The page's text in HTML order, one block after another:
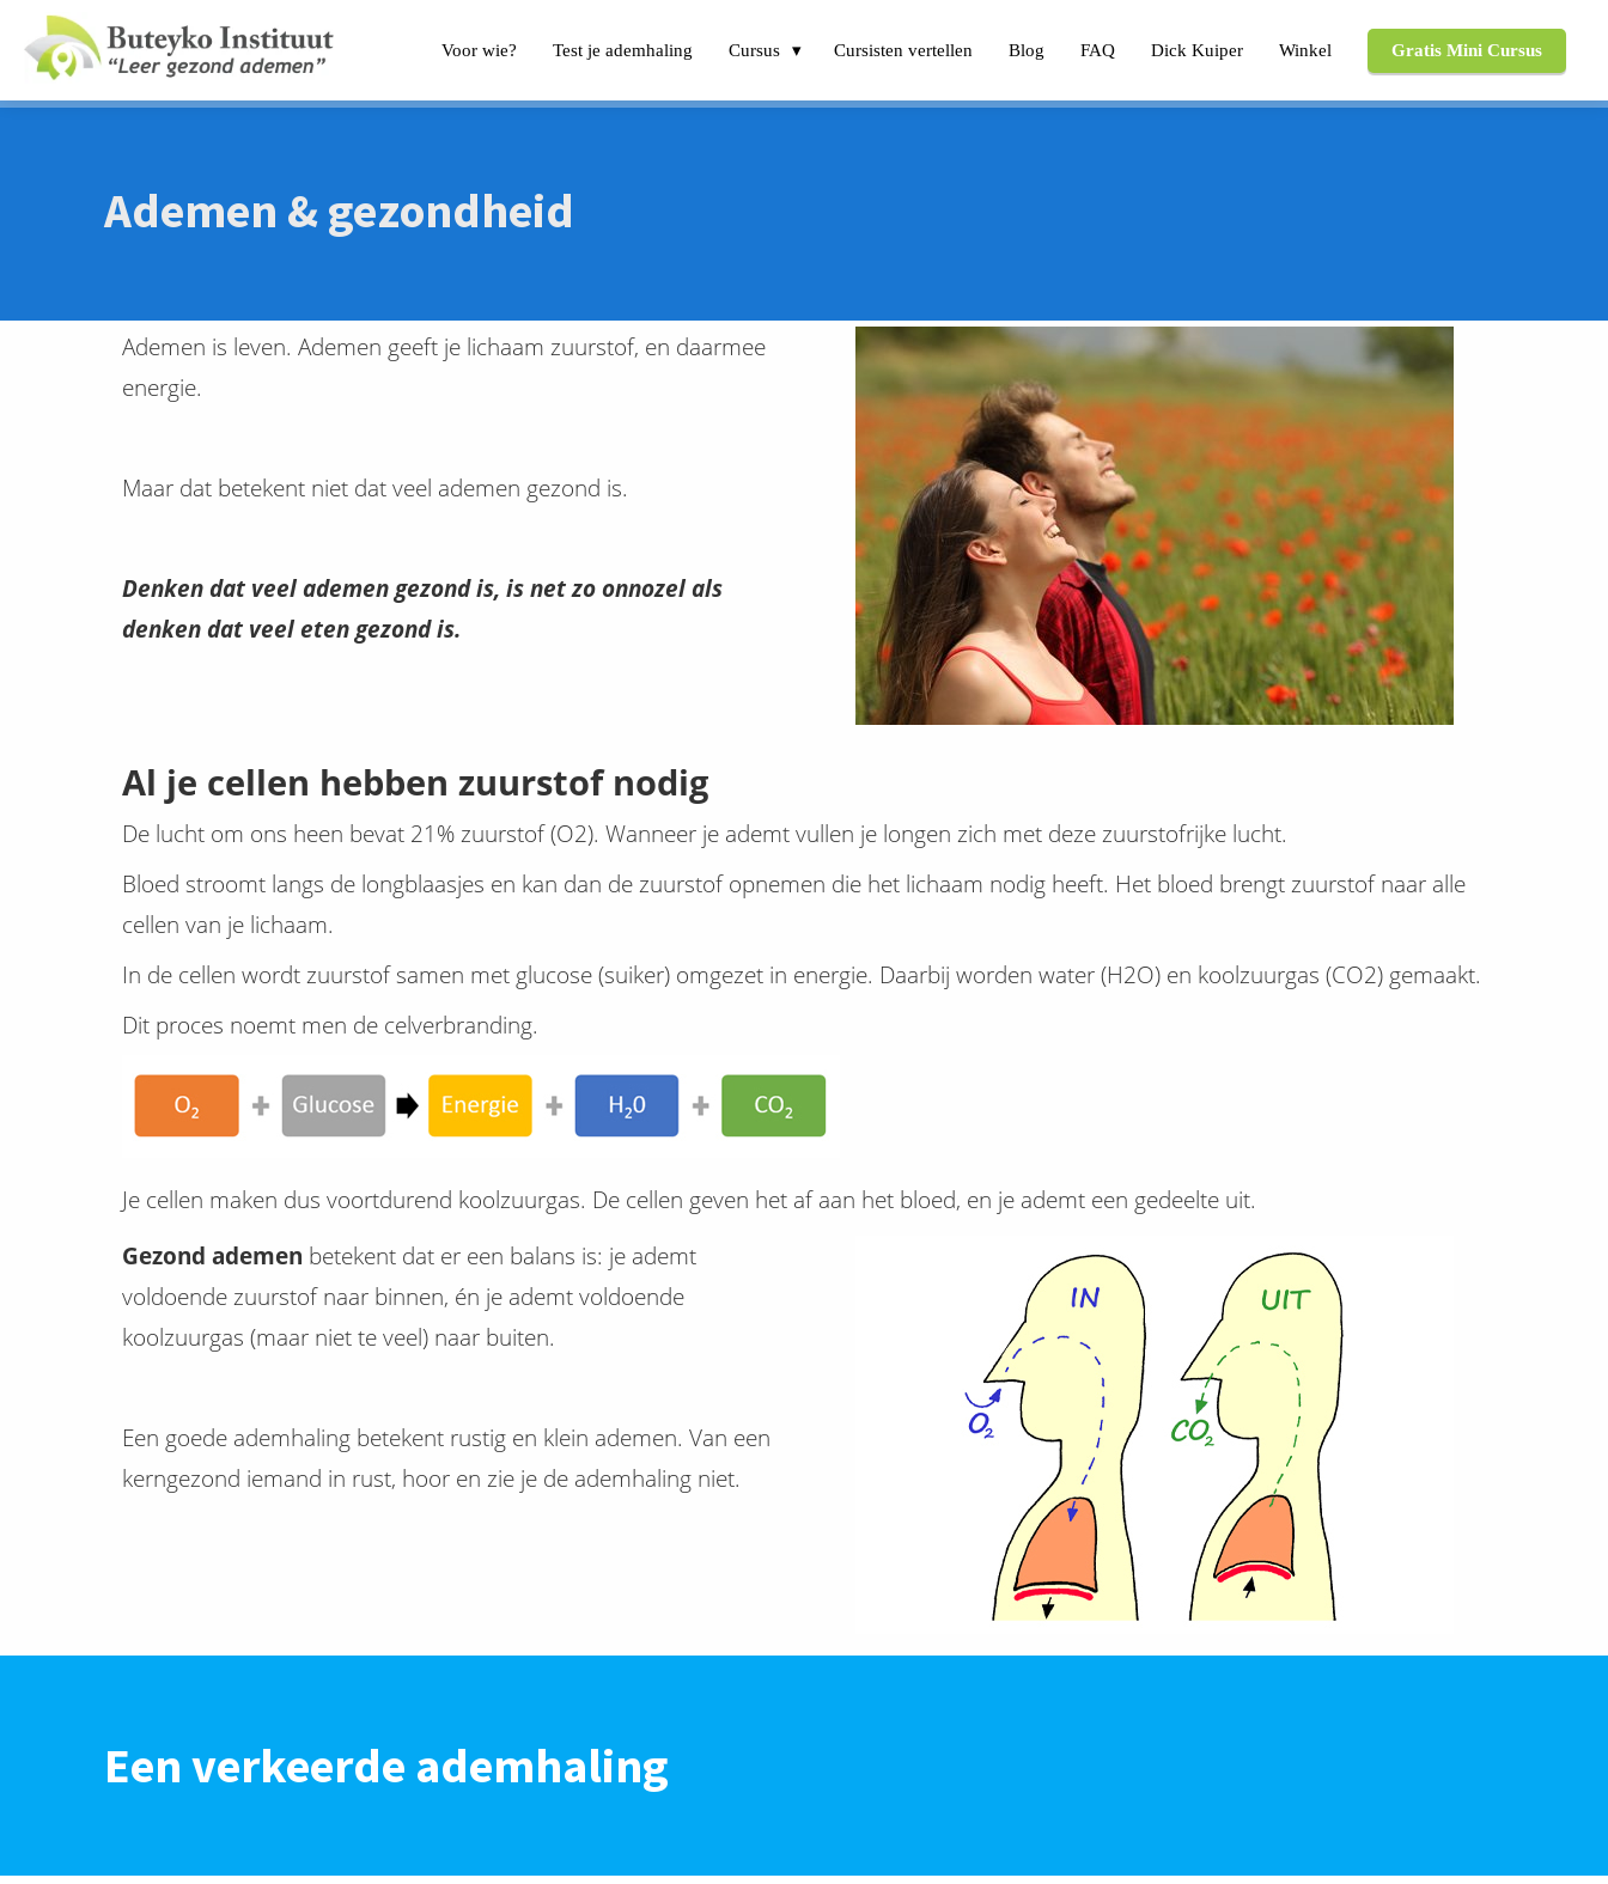
Voor wie? Test je ademhaling Cursus Cursisten vertellen Blog FAQ Dick Kuiper Winkel Gratis Mini Cursus
Ademen & gezondheid
Ademen is leven. Ademen geeft je lichaam zuurstof, en daarmee
energie.
Maar dat betekent niet dat veel ademen gezond is.
Denken dat veel ademen gezond is, is net zo onnozel als
denken dat veel eten gezond is.
Al je cellen hebben zuurstof nodig
De lucht om ons heen bevat 21% zuurstof (O2). Wanneer je ademt vullen je longen zich met deze zuurstofrijke lucht.
Bloed stroomt langs de longblaasjes en kan dan de zuurstof opnemen die het lichaam nodig heeft. Het bloed brengt zuurstof naar alle
cellen van je lichaam.
In de cellen wordt zuurstof samen met glucose (suiker) omgezet in energie. Daarbij worden water (H2O) en koolzuurgas (CO2) gemaakt.
Dit proces noemt men de celverbranding.
Je cellen maken dus voortdurend koolzuurgas. De cellen geven het af aan het bloed, en je ademt een gedeelte uit.
Gezond ademen betekent dat er een balans is: je ademt
voldoende zuurstof naar binnen, én je ademt voldoende
koolzuurgas (maar niet te veel) naar buiten.
Een goede ademhaling betekent rustig en klein ademen. Van een
kerngezond iemand in rust, hoor en zie je de ademhaling niet.
Een verkeerde ademhaling